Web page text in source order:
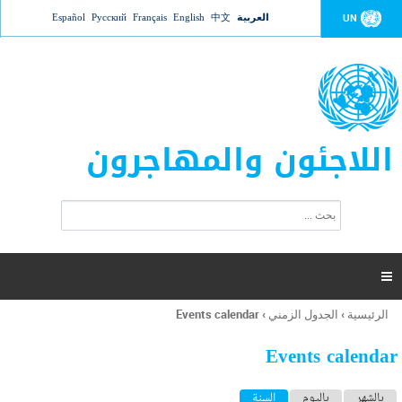
Jump to navigation UN العربية 中文
English
Français
Русский
Español
اللاجئون والمهاجرون
ت
ر
ل
ح
ب

أنت
هنا
الرئيسية › الجدول الزمني ›
Events calendar
Events calendar